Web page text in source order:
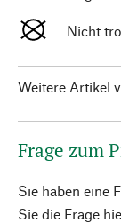
Nicht
Weitere Artikel
Frage zum
Sie haben eine
Sie die Frage